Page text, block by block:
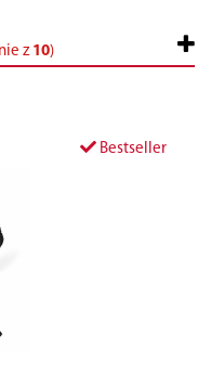
z 10)
Bestseller